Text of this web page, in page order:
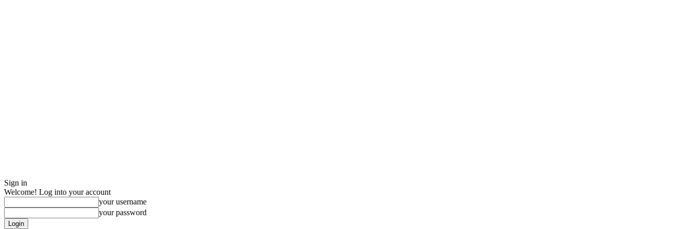
Sign in
Welcome! Log into your account
your username
your password